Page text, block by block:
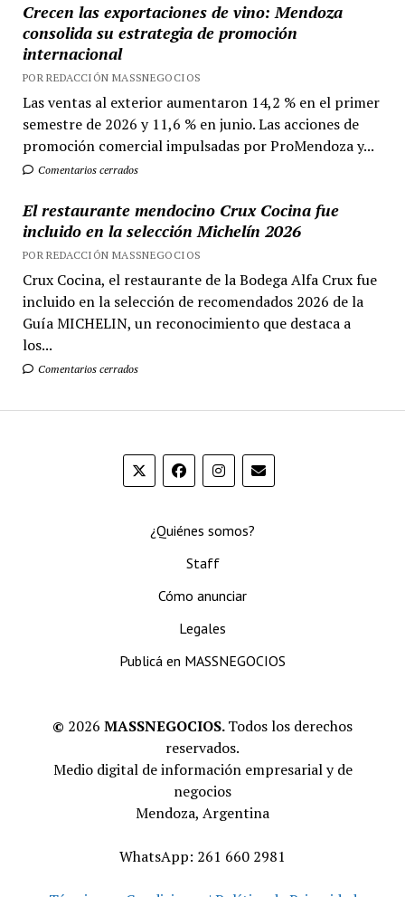
Crecen las exportaciones de vino: Mendoza
consolida su estrategia de promoción
internacional
POR REDACCIÓN MASSNEGOCIOS
Las ventas al exterior aumentaron 14,2 % en el primer
semestre de 2026 y 11,6 % en junio. Las acciones de
promoción comercial impulsadas por ProMendoza y...
Comentarios cerrados
El restaurante mendocino Crux Cocina fue
incluido en la selección Michelín 2026
POR REDACCIÓN MASSNEGOCIOS
Crux Cocina, el restaurante de la Bodega Alfa Crux fue
incluido en la selección de recomendados 2026 de la
Guía MICHELIN, un reconocimiento que destaca a
los...
Comentarios cerrados
¿Quiénes somos?
Staff
Cómo anunciar
Legales
Publicá en MASSNEGOCIOS
© 2026 MASSNEGOCIOS.Todos los derechos
reservados.
Medio digital de información empresarial y de
negocios
Mendoza, Argentina
WhatsApp: 261 660 2981